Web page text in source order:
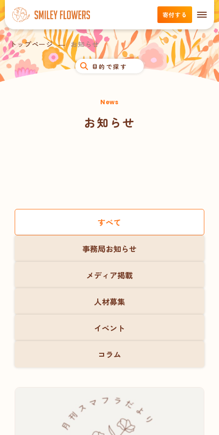
寄付する
目的で探す
トップページ お知らせ
News
お知らせ
すべて
事務局お知らせ
メディア掲載
人材募集
イベント
コラム